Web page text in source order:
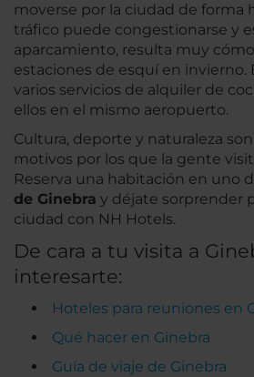
moverse por la ciudad de forma
tráfico puede congestionarse y
aparcamiento, resulta muy
estaciones de esquí en invierno.
varios servicios de alquiler de
ellos en el mismo aeropuerto.
Cultura, deporte y naturaleza
motivos por los que la gente
Reserva una habitación en uno
de Ginebra y déjate sorprender
ciudad con NH Hotels.
De cara a tu visita a
interesarte:
Hoteles para reuniones en
Qué hacer en Ginebra
Guía de viaje de Ginebra